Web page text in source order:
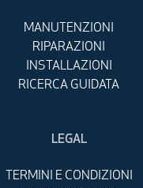
MANUTENZIONI
RIPARAZIONI
INSTALLAZIONI
RICERCA GUIDATA
LEGAL
TERMINI E CONDIZIONI